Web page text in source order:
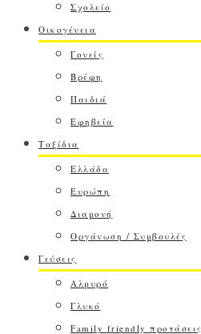
Σχολείο
Οικογένεια
Γονείς
Βρέφη
Παιδιά
Εφηβεία
Ταξίδια
Ελλάδα
Ευρώπη
Διαμονή
Οργάνωση / Συμβουλές
Γεύσεις
Αλμυρό
Γλυκό
Family friendly προτάσεις